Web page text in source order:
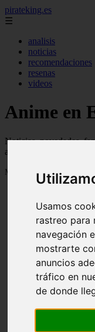
Usamos
rastreo para
navegación
mostrarte
anuncios
tráfico en
de donde
pirateking.es
☰
analisis
noticias
recomendaciones
resenas
videos
Anime en
Noticias, novedades,
anime en español
Mostrando 1 - 24 de 235
Reseña Hentai
ni